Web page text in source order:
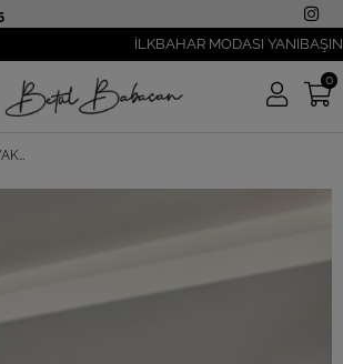
İLKBAHAR MODASI YANIBAŞINIZDA!
0
KIRMIZI V YAKA PARMAK GEÇMELI BLUZ